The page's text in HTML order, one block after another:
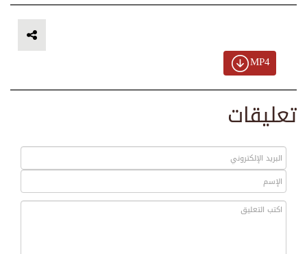
MP4
تعليقات